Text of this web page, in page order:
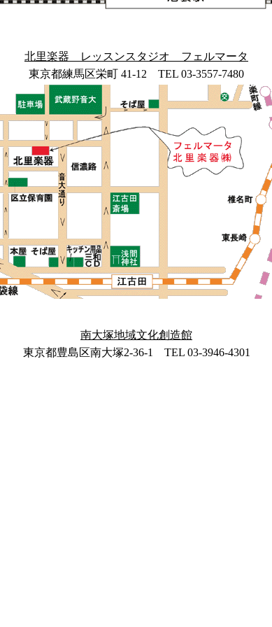
北里楽器 レッスンスタジオ フェルマータ
東京都練馬区栄町 41-12 TEL 03-3557-7480
南大塚地域文化創造館
東京都豊島区南大塚2-36-1 TEL 03-3946-4301